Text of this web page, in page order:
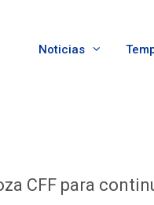
Noticias
CFF para